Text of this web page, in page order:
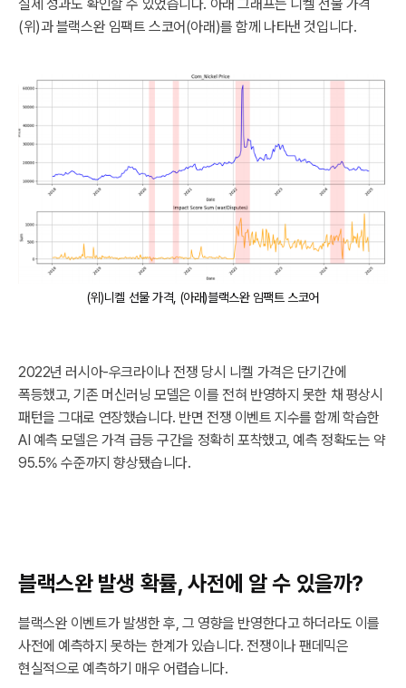
실제 성과도 확인할 수 있었습니다. 아래 그래프는 니켈 선물 가격
(위)과 블랙스완 임팩트 스코어(아래)를 함께 나타낸 것입니다.
(위)니켈 선물 가격, (아래)블랙스완 임팩트 스코어
2022년 러시아-우크라이나 전쟁 당시 니켈 가격은 단기간에
폭등했고, 기존 머신러닝 모델은 이를 전혀 반영하지 못한 채 평상시
패턴을 그대로 연장했습니다. 반면 전쟁 이벤트 지수를 함께 학습한
AI 예측 모델은 가격 급등 구간을 정확히 포착했고, 예측 정확도는 약
95.5% 수준까지 향상됐습니다.
블랙스완 발생 확률, 사전에 알 수 있을까?
블랙스완 이벤트가 발생한 후, 그 영향을 반영한다고 하더라도 이를
사전에 예측하지 못하는 한계가 있습니다. 전쟁이나 팬데믹은
현실적으로 예측하기 매우 어렵습니다.